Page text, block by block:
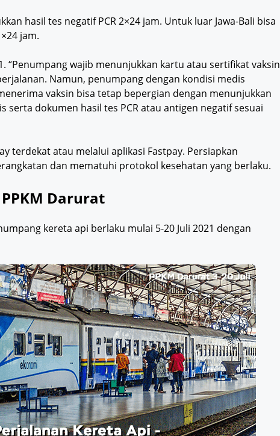
hasil tes negatif PCR 2×24 jam. Untuk luar Jawa-Bali bisa
jam.
“Penumpang wajib menunjukkan kartu atau sertifikat vaksin
Namun, penumpang dengan kondisi medis
vaksin bisa tetap bepergian dengan menunjukkan
dokumen hasil tes PCR atau antigen negatif sesuai
terdekat atau melalui aplikasi Fastpay. Persiapkan
dan mematuhi protokol kesehatan yang berlaku.
Darurat
kereta api berlaku mulai 5-20 Juli 2021 dengan